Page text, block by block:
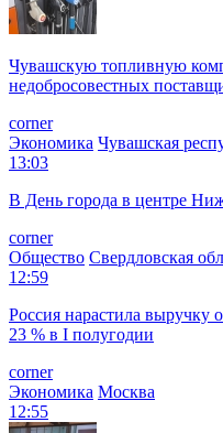
Чувашскую топливную
недобросовестных
corner
Экономика Чувашская
13:03
В День города в центре
corner
Общество Свердловская
12:59
Россия нарастила выручку
23 % в I полугодии
corner
Экономика Москва
12:55